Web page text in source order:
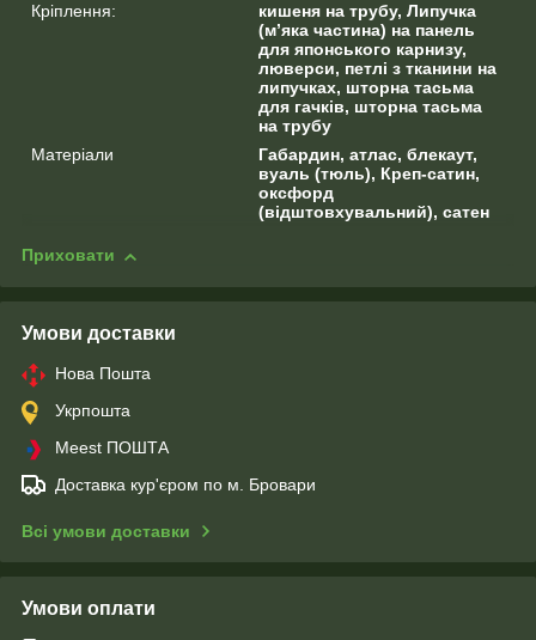
Кріплення:
кишеня на трубу, Липучка
(м’яка частина) на панель
для японського карнизу,
люверси, петлі з тканини на
липучках, шторна тасьма
для гачків, шторна тасьма
на трубу
Матеріали
Габардин, атлас, блекаут,
вуаль (тюль), Креп-сатин,
оксфорд
(відштовхувальний), сатен
Приховати
Умови доставки
Нова Пошта
Укрпошта
Meest ПОШТА
Доставка кур'єром по м. Бровари
Всі умови доставки
Умови оплати